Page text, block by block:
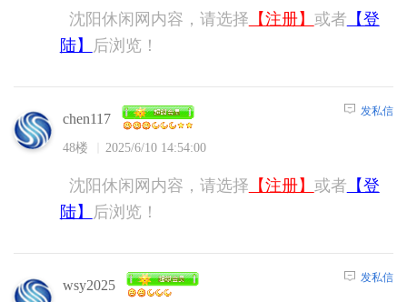
沈阳休闲网内容，请选择 【注册】 或者 【登
陆】
后浏览！
chen117
48楼 2025/6/10 14:54:00
发私信
沈阳休闲网内容，请选择 【注册】 或者 【登
陆】
后浏览！
wsy2025 发私信